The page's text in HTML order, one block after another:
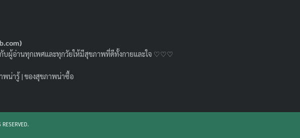
กับผู้อ่านทุกเพศและทุกวัยให้มีสุขภาพที่ดีทั้งกายและใจ ♡♡♡
พน่ารู้|ของสุขภาพน่าซื้อ